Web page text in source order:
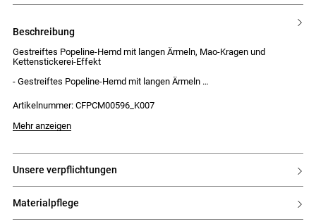
beschreibung
Gestreiftes Popeline-Hemd mit langen Ärmeln, Mao-Kragen und
Kettenstickerei-Effekt
- Gestreiftes Popeline-Hemd mit langen Ärmeln
- Ketteneffekt durch Ton-in-Ton-Stickerei entlang der Knopfleiste
- Stickereien an den Manschetten
- Weiter und kurzer Schnitt
Artikelnummer: CFPCM00596_K007
Das Model ist 176cm groß und trägt Größe 34
Mehr anzeigen
unsere verpflichtungen
materialpflege